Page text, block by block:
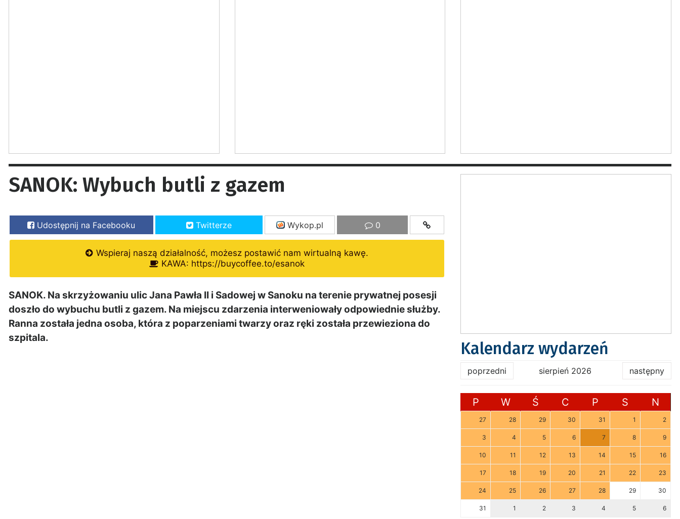
SANOK: Wybuch butli z gazem
Udostępnij na Facebooku Twitterze Wykop.pl 0
Wspieraj naszą działalność, możesz postawić nam wirtualną kawę.
KAWA: https://buycoffee.to/esanok
SANOK. Na skrzyżowaniu ulic Jana Pawła II i Sadowej w Sanoku na terenie prywatnej posesji
doszło do wybuchu butli z gazem. Na miejscu zdarzenia interweniowały odpowiednie służby.
Ranna została jedna osoba, która z poparzeniami twarzy oraz ręki została przewieziona do
szpitala.
Kalendarz wydarzeń
poprzedni sierpień 2026 następny
P W Ś C P S N
27 28 29 30 31 1 2
3 4 5 6 7 8 9
10 11 12 13 14 15 16
17 18 19 20 21 22 23
24 25 26 27 28 29 30
31 1 2 3 4 5 6